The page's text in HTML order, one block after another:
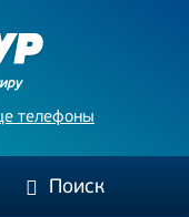
телефоны
Поиск